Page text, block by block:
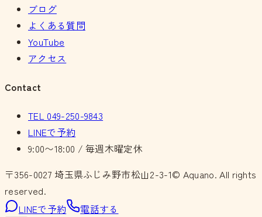
ブログ
よくある質問
YouTube
アクセス
Contact
TEL 049-250-9843
LINEで予約
9:00〜18:00 / 毎週木曜定休
〒356-0027 埼玉県ふじみ野市松山2-3-1© Aquano. All rights
reserved.
LINEで予約
電話する